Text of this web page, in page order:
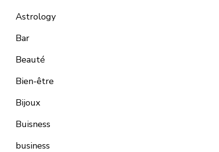
Astrology
Bar
Beauté
Bien-être
Bijoux
Buisness
business